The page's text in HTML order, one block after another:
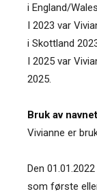
i England/
I 2023 var
i Skottland
I 2025 var
2025.
Bruk av
Vivianne er
Den
som første